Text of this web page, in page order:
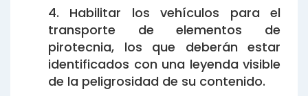
4. Habilitar los vehículos para el
transporte de elementos de
pirotecnia, los que deberán estar
identificados con una leyenda visible
de la peligrosidad de su contenido.